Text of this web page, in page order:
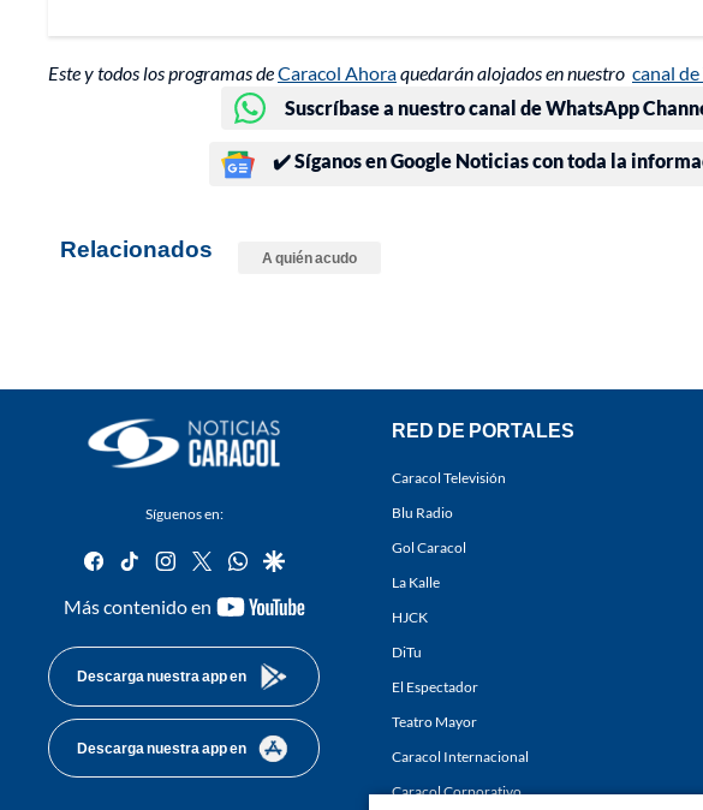
Este y todos los programas deCaracol Ahoraquedarán alojados en nuestro canal
Suscríbase a nuestro canal de WhatsApp
✔️ Síganos en Google Noticias con toda la
Relacionados A quién acudo
Síguenos en:
facebook
tiktok instagram
twitterwhatsapp
google
Más contenido en
youtube-
Descarga nuestra app en
Descarga nuestra app en
RED DE PORTALES
Caracol Televisión
Blu Radio
Gol Caracol
La Kalle
HJCK
DiTu
El Espectador
Teatro Mayor
Caracol Internacional
Caracol Corporativo